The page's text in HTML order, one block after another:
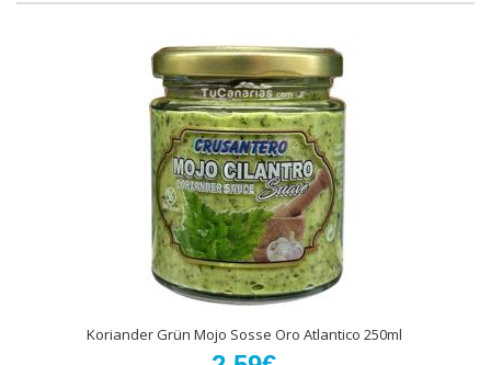
Koriander Grün Mojo Sosse Oro Atlantico 250ml